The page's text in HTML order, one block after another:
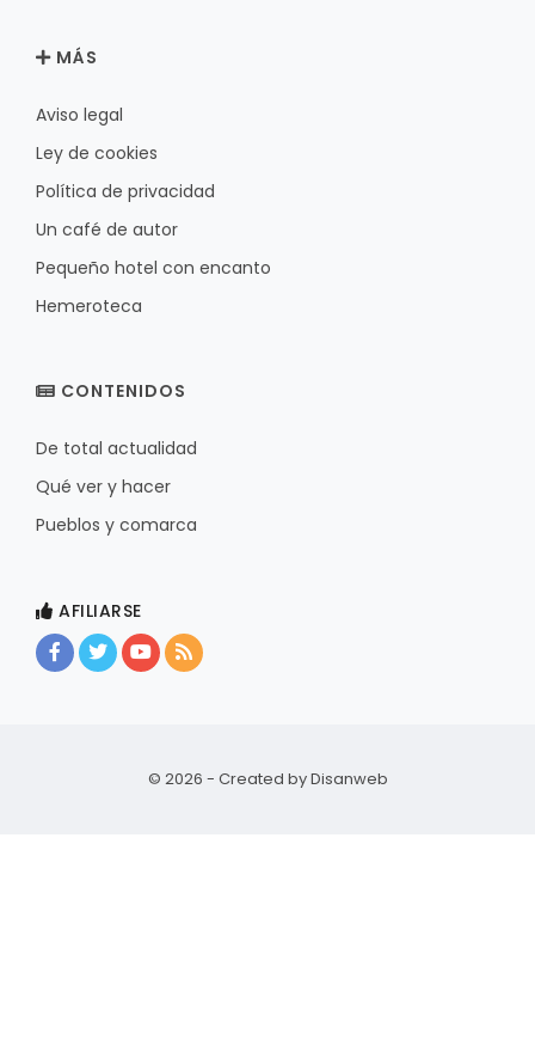
MÁS
Aviso legal
Ley de cookies
Política de privacidad
Un café de autor
Pequeño hotel con encanto
Hemeroteca
CONTENIDOS
De total actualidad
Qué ver y hacer
Pueblos y comarca
AFILIARSE
© 2026 - Created byDisanweb